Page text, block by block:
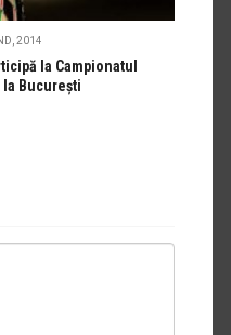
2014
la Campionatul
la Bucureşti